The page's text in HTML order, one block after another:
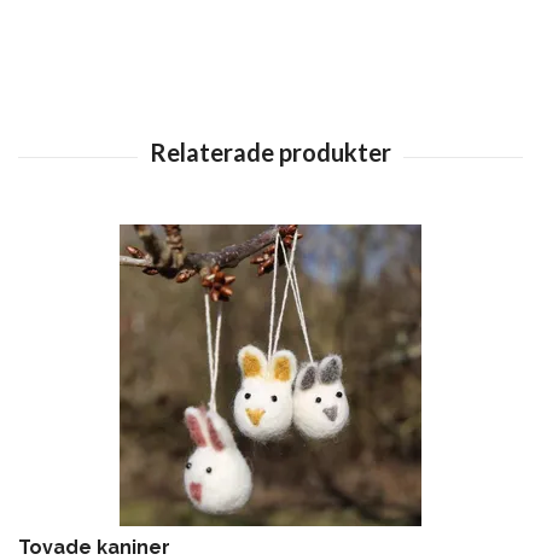
Tovade kaniner